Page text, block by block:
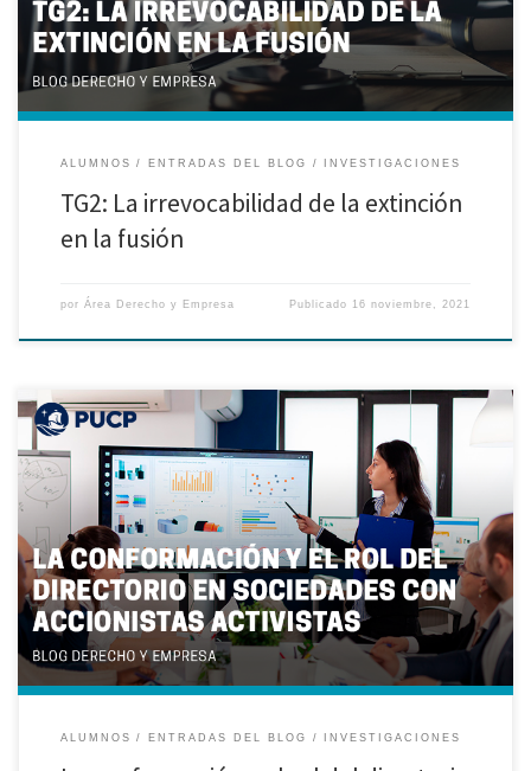
cual denegó la inscripción de una escisión que buscaba […]
ALUMNOS ENTRADAS DEL BLOG INVESTIGACIONES
TG2: La irrevocabilidad de la extinción
en la fusión
por Área Derecho y Empresa Publicado 16 noviembre, 2021
Investigación realizada por Sergio Silva Tapia, alumno de la maestría en
Derecho de la Empresa. I. Estudio teórico: Cada vez es más común
encontrar en economías desarrolladas sociedades cotizadas con
accionistas activistas. Estos accionistas se caracterizan por mantener una
participación minoritaria en grandes compañías y por buscar, actuando
individualmente o […]
ALUMNOS ENTRADAS DEL BLOG INVESTIGACIONES